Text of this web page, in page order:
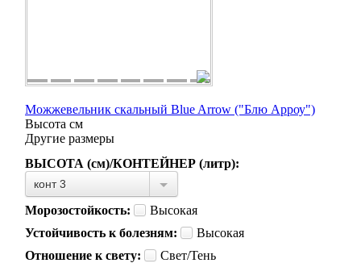
Можжевельник скальный Blue Arrow ("Блю Арроу")
Высота см
Другие размеры
ВЫСОТА (см)/КОНТЕЙНЕР (литр):
конт 3
Морозостойкость:
Высокая
Устойчивость к болезням:
Высокая
Отношение к свету:
Свет/Тень